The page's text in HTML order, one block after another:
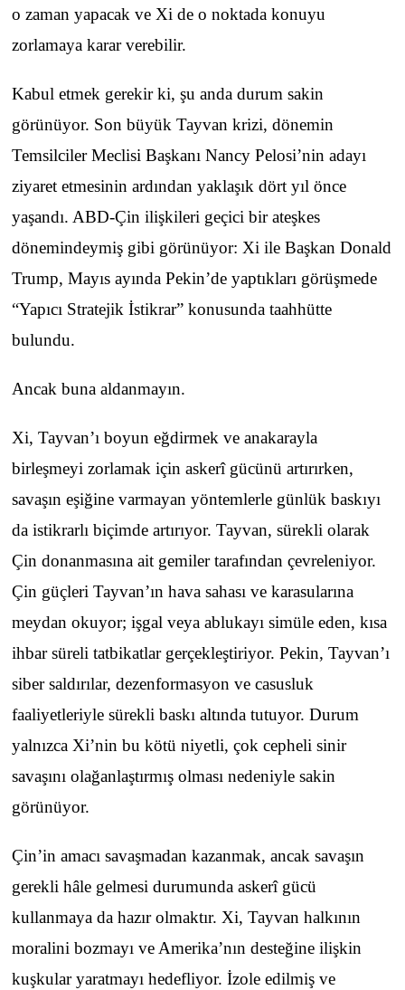
o zaman yapacak ve Xi de o noktada konuyu
zorlamaya karar verebilir.
Kabul etmek gerekir ki, şu anda durum sakin
görünüyor. Son büyük Tayvan krizi, dönemin
Temsilciler Meclisi Başkanı Nancy Pelosi’nin adayı
ziyaret etmesinin ardından yaklaşık dört yıl önce
yaşandı. ABD-Çin ilişkileri geçici bir ateşkes
dönemindeymiş gibi görünüyor: Xi ile Başkan Donald
Trump, Mayıs ayında Pekin’de yaptıkları görüşmede
“Yapıcı Stratejik İstikrar” konusunda taahhütte
bulundu.
Ancak buna aldanmayın.
Xi, Tayvan’ı boyun eğdirmek ve anakarayla
birleşmeyi zorlamak için askerî gücünü artırırken,
savaşın eşiğine varmayan yöntemlerle günlük baskıyı
da istikrarlı biçimde artırıyor. Tayvan, sürekli olarak
Çin donanmasına ait gemiler tarafından çevreleniyor.
Çin güçleri Tayvan’ın hava sahası ve karasularına
meydan okuyor; işgal veya ablukayı simüle eden, kısa
ihbar süreli tatbikatlar gerçekleştiriyor. Pekin, Tayvan’ı
siber saldırılar, dezenformasyon ve casusluk
faaliyetleriyle sürekli baskı altında tutuyor. Durum
yalnızca Xi’nin bu kötü niyetli, çok cepheli sinir
savaşını olağanlaştırmış olması nedeniyle sakin
görünüyor.
Çin’in amacı savaşmadan kazanmak, ancak savaşın
gerekli hâle gelmesi durumunda askerî gücü
kullanmaya da hazır olmaktır. Xi, Tayvan halkının
moralini bozmayı ve Amerika’nın desteğine ilişkin
kuşkular yaratmayı hedefliyor. İzole edilmiş ve